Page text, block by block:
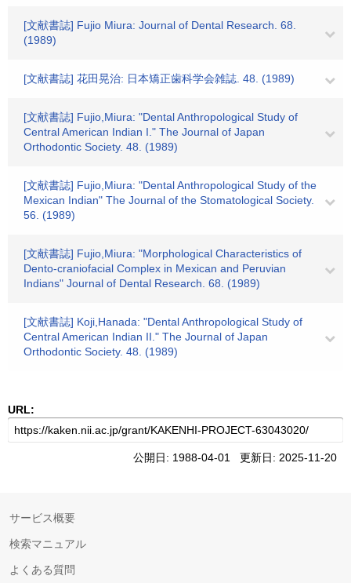
[文献書誌] Fujio Miura: Journal of Dental Research. 68.
(1989)
[文献書誌] 花田晃治: 日本矯正歯科学会雑誌. 48. (1989)
[文献書誌] Fujio,Miura: "Dental Anthropological Study of
Central American Indian I." The Journal of Japan
Orthodontic Society. 48. (1989)
[文献書誌] Fujio,Miura: "Dental Anthropological Study of the
Mexican Indian" The Journal of the Stomatological Society.
56. (1989)
[文献書誌] Fujio,Miura: "Morphological Characteristics of
Dento-craniofacial Complex in Mexican and Peruvian
Indians" Journal of Dental Research. 68. (1989)
[文献書誌] Koji,Hanada: "Dental Anthropological Study of
Central American Indian II." The Journal of Japan
Orthodontic Society. 48. (1989)
URL:
公開日: 1988-04-01 更新日: 2025-11-20
サービス概要
検索マニュアル
よくある質問